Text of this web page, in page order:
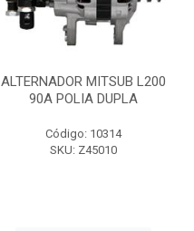
ALTERNADOR MITSUB L200
90A POLIA DUPLA
Código: 10314
SKU: Z45010